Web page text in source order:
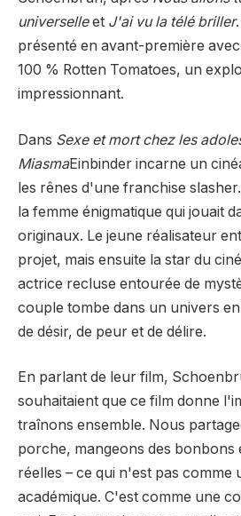
universelleet J'ai vu la télé briller
présenté en avant-première
100 % Rotten Tomatoes, un
impressionnant.
Dans Sexe et mort chez les
MiasmaEinbinder incarne un
les rênes d'une franchise
la femme énigmatique qui jouait
originaux. Le jeune réalisateur
projet, mais ensuite la star du
actrice recluse entourée de
couple tombe dans un univers
de désir, de peur et de délire.
En parlant de leur film,
souhaitaient que ce film donne
traînons ensemble. Nous
porche, mangeons des bonbons
réelles – ce qui n'est pas comme
académique. C'est comme une